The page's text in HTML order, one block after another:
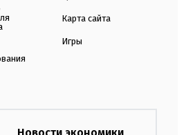
Карта сайта
Игры